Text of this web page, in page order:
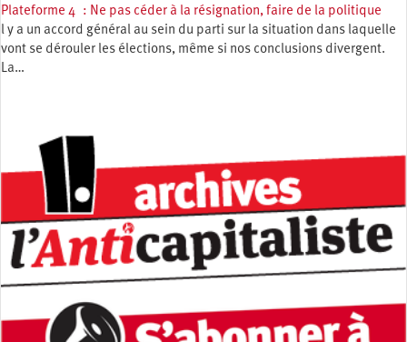
Plateforme 4 : Ne pas céder à la résignation, faire de la politique
l y a un accord général au sein du parti sur la situation dans laquelle
vont se dérouler les élections, même si nos conclusions divergent.
La…